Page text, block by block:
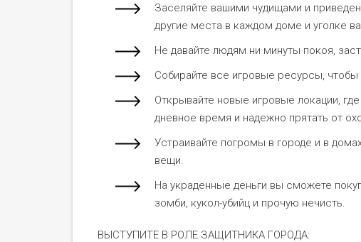
Заселяйте вашими чудищами и
другие места в каждом доме и уголке
Не давайте людям ни минуты покоя,
Собирайте все игровые ресурсы, чтобы
Открывайте новые игровые локации,
дневное время и надежно прятать от
Устраивайте погромы в городе и в
вещи.
На украденные деньги вы сможете
зомби, кукол-убийц и прочую нечисть.
ВЫСТУПИТЕ В РОЛЕ ЗАЩИТНИКА ГОРОДА: